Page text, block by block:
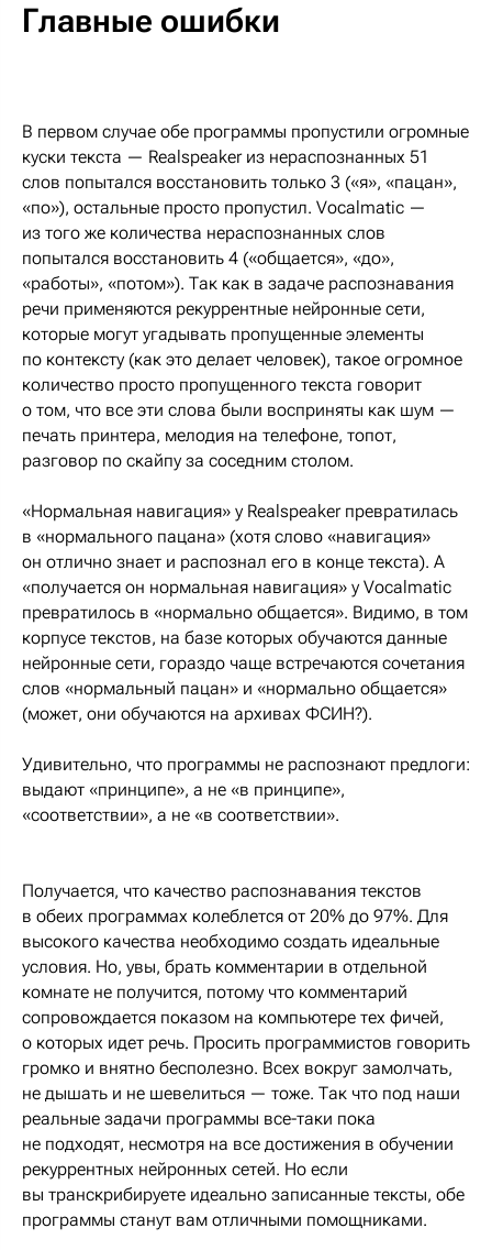
Главные ошибки
В первом случае обе программы пропустили огромные
куски текста — Realspeaker из нераспознанных 51
слов попытался восстановить только 3 («я», «пацан»,
«по»), остальные просто пропустил. Vocalmatic —
из того же количества нераспознанных слов
попытался восстановить 4 («общается», «до»,
«работы», «потом»). Так как в задаче распознавания
речи применяются рекуррентные нейронные сети,
которые могут угадывать пропущенные элементы
по контексту (как это делает человек), такое огромное
количество просто пропущенного текста говорит
о том, что все эти слова были восприняты как шум —
печать принтера, мелодия на телефоне, топот,
разговор по скайпу за соседним столом.
«Нормальная навигация» у Realspeaker превратилась
в «нормального пацана» (хотя слово «навигация»
он отлично знает и распознал его в конце текста). А
«получается он нормальная навигация» у Vocalmatic
превратилось в «нормально общается». Видимо, в том
корпусе текстов, на базе которых обучаются данные
нейронные сети, гораздо чаще встречаются сочетания
слов «нормальный пацан» и «нормально общается»
(может, они обучаются на архивах ФСИН?).
Удивительно, что программы не распознают предлоги:
выдают «принципе», а не «в принципе»,
«соответствии», а не «в соответствии».
Получается, что качество распознавания текстов
в обеих программах колеблется от 20% до 97%. Для
высокого качества необходимо создать идеальные
условия. Но, увы, брать комментарии в отдельной
комнате не получится, потому что комментарий
сопровождается показом на компьютере тех фичей,
о которых идет речь. Просить программистов говорить
громко и внятно бесполезно. Всех вокруг замолчать,
не дышать и не шевелиться — тоже. Так что под наши
реальные задачи программы все-таки пока
не подходят, несмотря на все достижения в обучении
рекуррентных нейронных сетей. Но если
вы транскрибируете идеально записанные тексты, обе
программы станут вам отличными помощниками.